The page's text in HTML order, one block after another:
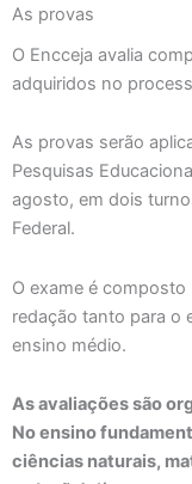
As provas
O Encceja avalia
adquiridos no
As provas serão
Pesquisas
agosto, em dois
Federal.
O exame é
redação tanto para o
ensino médio.
As avaliações são
No ensino
ciências naturais,